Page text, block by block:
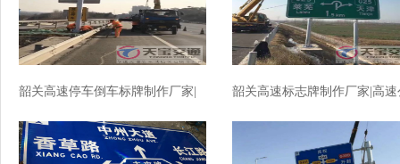
韶关高速停车倒车标牌制作厂家|
韶关高速标志牌制作厂家|高速